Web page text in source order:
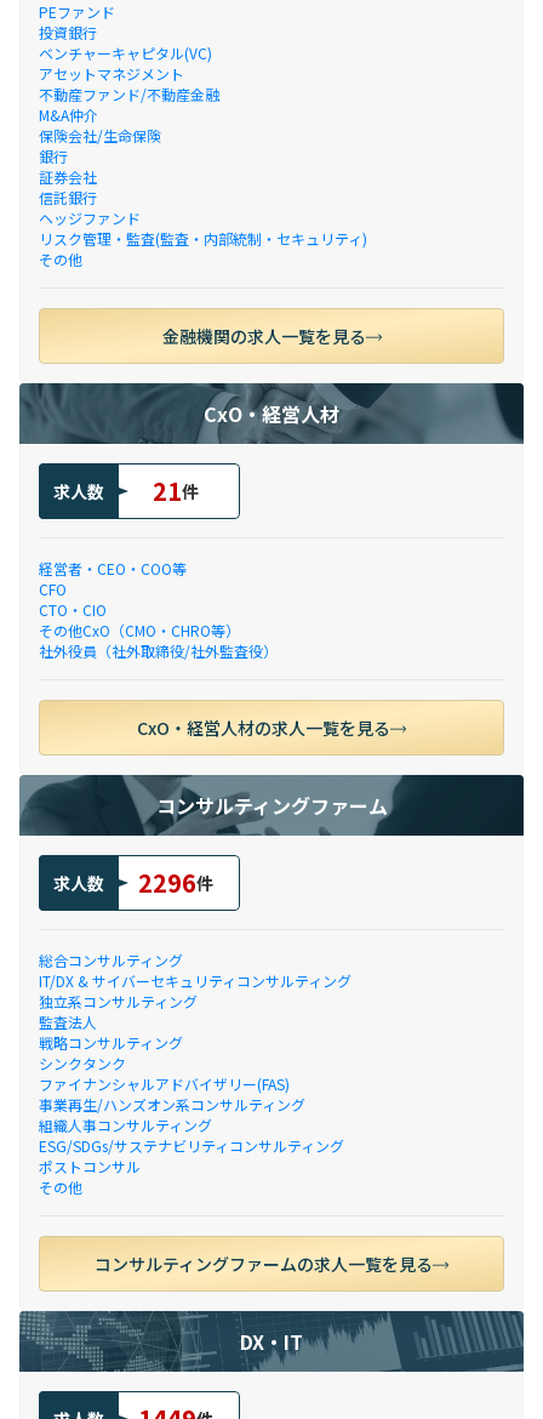
PEファンド
投資銀行
ベンチャーキャピタル(VC)
アセットマネジメント
不動産ファンド/不動産金融
M&A仲介
保険会社/生命保険
銀行
証券会社
信託銀行
ヘッジファンド
リスク管理・監査(監査・内部統制・セキュリティ)
その他
金融機関の求人一覧を見る
CxO・経営人材
求人数 21件
経営者・CEO・COO等
CFO
CTO・CIO
その他CxO（CMO・CHRO等）
社外役員（社外取締役/社外監査役）
CxO・経営人材の求人一覧を見る
コンサルティングファーム
求人数 2296件
総合コンサルティング
IT/DX & サイバーセキュリティコンサルティング
独立系コンサルティング
監査法人
戦略コンサルティング
シンクタンク
ファイナンシャルアドバイザリー(FAS)
事業再生/ハンズオン系コンサルティング
組織人事コンサルティング
ESG/SDGs/サステナビリティコンサルティング
ポストコンサル
その他
コンサルティングファームの求人一覧を見る
DX・IT